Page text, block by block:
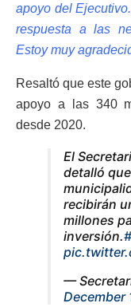
apoyo del
respuesta a las
Estoy muy
Resaltó que este
apoyo a las 340
desde 2020.
El
detalló
recibirán
millones
inversión.
—
December